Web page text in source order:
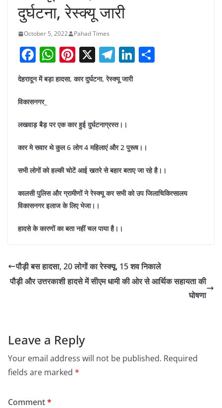
दुर्घटना, रेस्क्यू जारी
October 5, 2022 Pahad Times
F
a
c
e
b
o
o
k
W
at
A
p
p
Pi
er
st
X T
e
a
m
Li
देहरादून में बड़ा हादसा, कार दुर्घटना, रेस्क्यू जारी
विकासनगर_
लखवाड़ बैड़ पर एक कार हुई दुर्घटनाग्रस्त।।
कार मे सवार थे कुल 6 लोग 4 महिलाएं और 2 पुरूष।।
सभी लोगों को हल्की चोटें आई खतरे से बहार बताए जा रहे है।।
कालसी पुलिस और ग्रामीणों ने रेस्क्यू कर सभी को उप जिलाचिकित्सालय
विकासनगर इलाज के लिए भेजा।।
हादसे के कारणों का बता नहीं चल पाया है।।
पौड़ी बस हादसा, 20 लोगों का रेस्क्यू, 15 शव निकाले
पौड़ी और उत्तरकाशी हादसे में सीएम धामी की ओर से आर्थिक सहायता की
घोषणा
Leave a Reply
Your email address will not be published. Required
fields are marked *
Comment*